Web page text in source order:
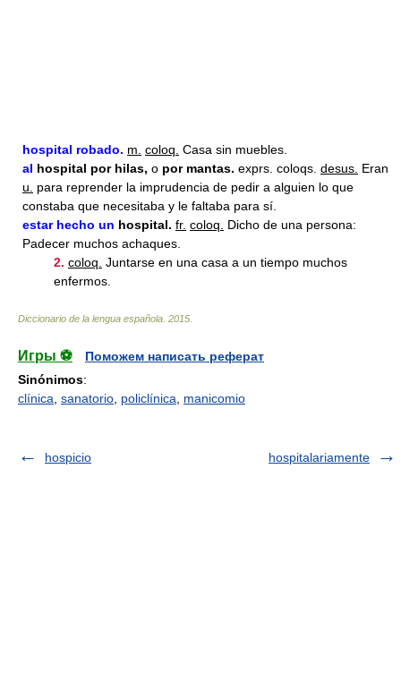
hospital robado. m. coloq. Casa sin muebles.
al hospital por hilas, o por mantas. exprs. coloqs. desus. Eran
u.
para reprender la imprudencia de pedir a alguien lo que
constaba que necesitaba y le faltaba para sí.
estar hecho un hospital. fr. coloq.
Dicho de una persona:
Padecer muchos achaques.
2. coloq. Juntarse en una casa a un tiempo muchos
enfermos.
Diccionario de la lengua española 2015
Игры ⚽
Поможем написать реферат
Sinónimos:
clínica sanatorio policlínica manicomio
hospicio hospitalariamente